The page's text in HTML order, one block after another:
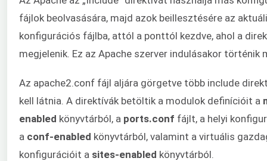
fájlok beolvasására, majd azok beillesztésére az
konfigurációs fájlba, attól a ponttól kezdve, ahol a
megjelenik. Ez az Apache szerver indulásakor történik
Az apache2.conf fájl aljára görgetve több include
kell látnia. A direktívák betöltik a modulok definícióit a
enabled könyvtárból, a ports.conf fájlt, a helyi
a conf-enabled könyvtárból, valamint a virtuális
konfigurációit a sites-enabled könyvtárból.